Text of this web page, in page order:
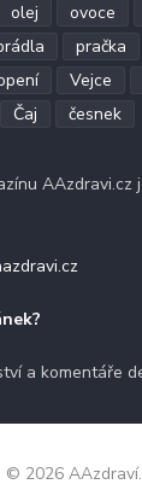
olej ovoce
pračka
Vejce
Čaj česnek
AAzdravi.cz
a komentáře
© 2026